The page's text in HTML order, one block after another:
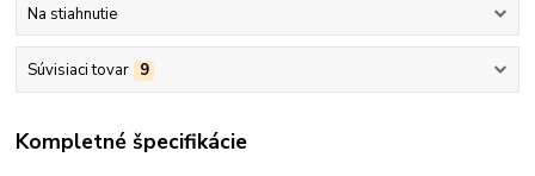
Na stiahnutie
Súvisiaci tovar 9
Kompletné špecifikácie